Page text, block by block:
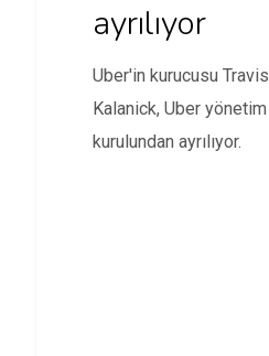
ayrılıyor
Uber'in kurucusu Travis
Kalanick, Uber yönetim
kurulundan ayrılıyor.